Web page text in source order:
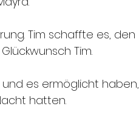
Tim schaffte es, den
Tim.
es ermöglicht haben,
hatten.